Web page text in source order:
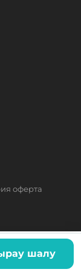
оферта
шалу